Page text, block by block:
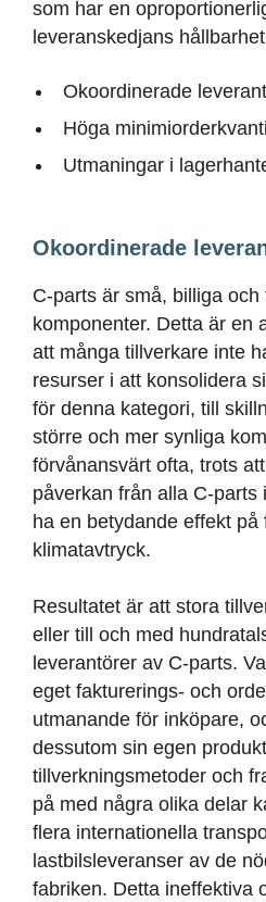
som har en
leveranskedjans
Okoordinerade
Höga
Utmaningar i
Okoordinerade
C-parts är små, billiga
komponenter. Detta är en
att många tillverkare inte
resurser i att konsolidera
för denna kategori, till
större och mer synliga
förvånansvärt ofta, trots
påverkan från alla C-parts
ha en betydande effekt på
klimatavtryck.
Resultatet är att stora
eller till och med
leverantörer av C-parts.
eget fakturerings- och
utmanande för inköpare,
dessutom sin egen
tillverkningsmetoder och
på med några olika delar
flera internationella
lastbilsleveranser av de
fabriken. Detta ineffektiva